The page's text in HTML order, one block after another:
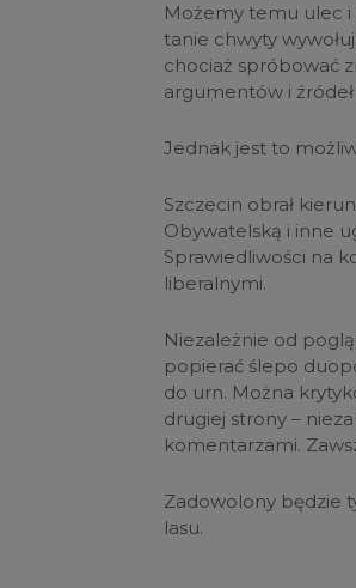
Możemy temu ulec
tanie chwyty
chociaż spróbować
argumentów i
Jednak jest to
Szczecin obrał
Obywatelską i inne
Sprawiedliwości na
liberalnymi.
Niezależnie od
popierać ślepo
do urn. Można
drugiej strony –
komentarzami.
Zadowolony będzie
lasu.